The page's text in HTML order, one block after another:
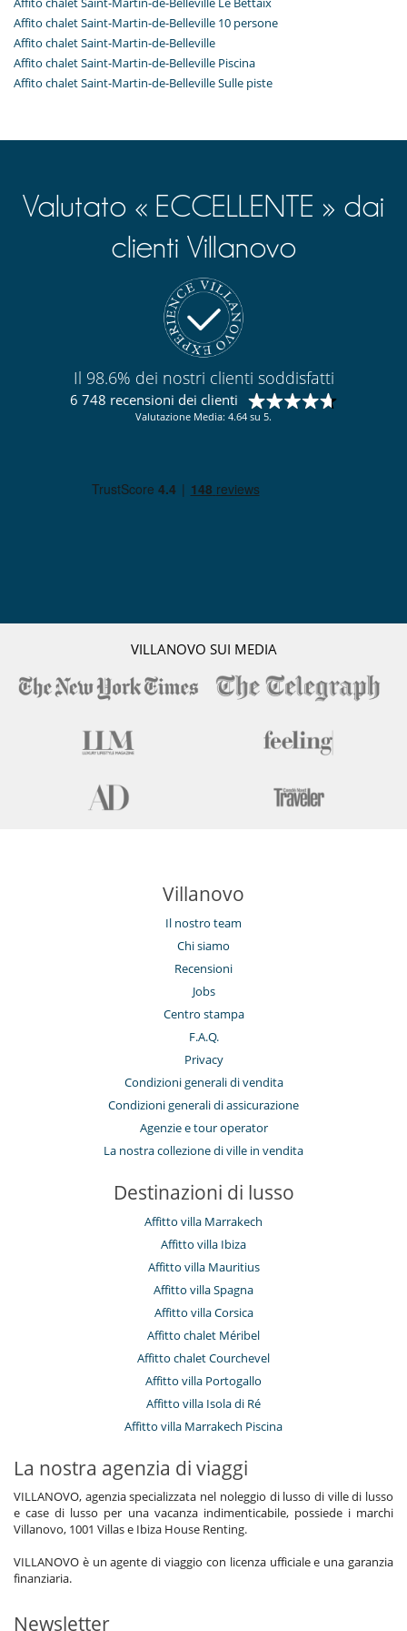
Affito chalet Saint-Martin-de-Belleville 10 persone
Affito chalet Saint-Martin-de-Belleville
Affito chalet Saint-Martin-de-Belleville Piscina
Affito chalet Saint-Martin-de-Belleville Sulle piste
Valutato « ECCELLENTE » dai
clienti Villanovo
Il 98.6% dei nostri clienti soddisfatti
6 748 recensioni dei clienti
Valutazione Media: 4.64 su 5.
VILLANOVO SUI MEDIA
Villanovo
Il nostro team
Chi siamo
Recensioni
Jobs
Centro stampa
F.A.Q.
Privacy
Condizioni generali di vendita
Condizioni generali di assicurazione
Agenzie e tour operator
La nostra collezione di ville in vendita
Destinazioni di lusso
Affitto villa Marrakech
Affitto villa Ibiza
Affitto villa Mauritius
Affitto villa Spagna
Affitto villa Corsica
Affitto chalet Méribel
Affitto chalet Courchevel
Affitto villa Portogallo
Affitto villa Isola di Ré
Affitto villa Marrakech Piscina
La nostra agenzia di viaggi
VILLANOVO, agenzia specializzata nel noleggio di lusso di ville di lusso
e case di lusso per una vacanza indimenticabile, possiede i marchi
Villanovo, 1001 Villas e Ibiza House Renting.
VILLANOVO è un agente di viaggio con licenza ufficiale e una garanzia
finanziaria.
Newsletter